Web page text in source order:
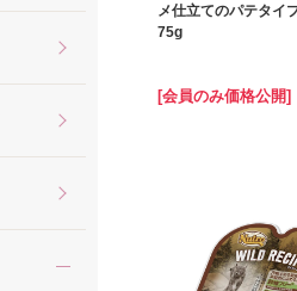
メ仕立てのパテタイ
75g
[会員のみ価格公開]